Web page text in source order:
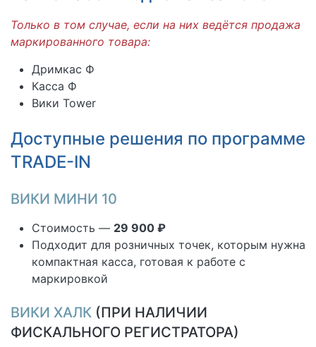
Только в том случае, если на них ведётся продажа
маркированного товара:
Дримкас Ф
Касса Ф
Вики Tower
Доступные решения по программе
TRADE-IN
ВИКИ МИНИ 10
Стоимость — 29 900 ₽
Подходит для розничных точек, которым нужна
компактная касса, готовая к работе с
маркировкой
ВИКИ ХАЛК (ПРИ НАЛИЧИИ
ФИСКАЛЬНОГО РЕГИСТРАТОРА)